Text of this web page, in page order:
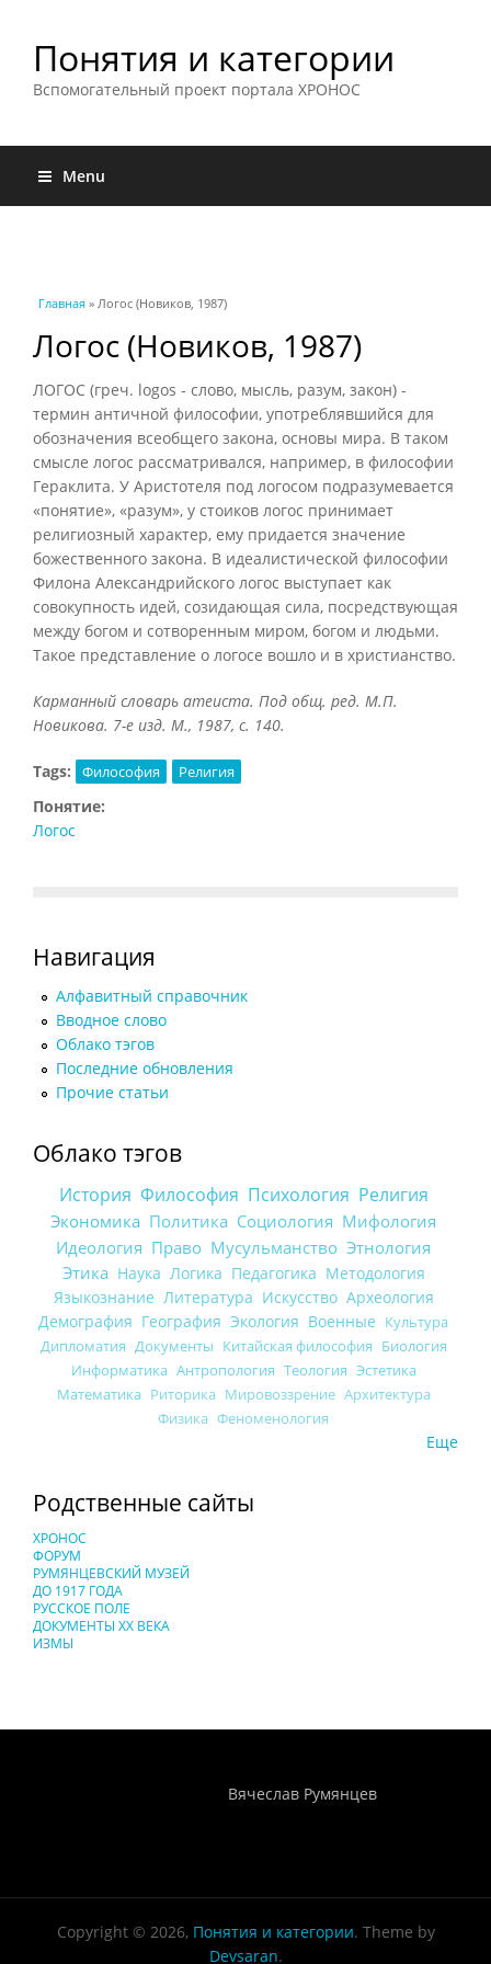
Понятия и категории
Вспомогательный проект портала ХРОНОС
Menu
Вы здесь
Главная » Логос (Новиков, 1987)
Логос (Новиков, 1987)
ЛОГОС (греч. logos - слово, мысль, разум, закон) -
термин античной философии, употреблявшийся для
обозначения всеобщего закона, основы мира. В таком
смысле логос рассматривался, например, в философии
Гераклита. У Аристотеля под логосом подразумевается
«понятие», «разум», у стоиков логос принимает
религиозный характер, ему придается значение
божественного закона. В идеалистической философии
Филона Александрийского логос выступает как
совокупность идей, созидающая сила, посредствующая
между богом и сотворенным миром, богом и людьми.
Такое представление о логосе вошло и в христианство.
Карманный словарь атеиста. Под общ. ред. М.П.
Новикова. 7-е изд. М., 1987, с. 140.
Tags: Философия Религия
Понятие:
Логос
Навигация
Алфавитный справочник
Вводное слово
Облако тэгов
Последние обновления
Прочие статьи
Облако тэгов
История Философия Психология Религия
Экономика Политика Социология Мифология
Идеология Право Мусульманство Этнология
Этика Наука Логика Педагогика Методология
Языкознание Литература Искусство Археология
Демография География Экология Военные Культура
Дипломатия Документы Китайская философия Биология
Информатика Антропология Теология Эстетика
Математика Риторика Мировоззрение Архитектура
Физика Феноменология
Еще
Родственные сайты
ХРОНОС
ФОРУМ
РУМЯНЦЕВСКИЙ МУЗЕЙ
ДО 1917 ГОДА
РУССКОЕ ПОЛЕ
ДОКУМЕНТЫ XX ВЕКА
ИЗМЫ
Вячеслав Румянцев
Copyright © 2026, Понятия и категории. Theme by
Devsaran.